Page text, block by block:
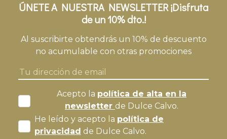
ÚNETE A NUESTRA NEWSLETTER ¡Disfruta
de un 10% dto.!
Al suscribirte obtendrás un 10% de descuento
no acumulable con otras promociones
Acepto la política de alta en la
newsletter de Dulce Calvo.
He leído y acepto la política de
privacidad de Dulce Calvo.